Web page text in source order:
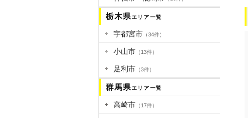
栃木県 エリア一覧
宇都宮市 （34件）
小山市 （13件）
足利市 （3件）
群馬県 エリア一覧
高崎市 （17件）